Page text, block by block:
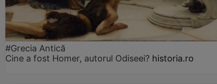
#Grecia Antică
Cine a fost Homer, autorul Odiseei? historia.ro